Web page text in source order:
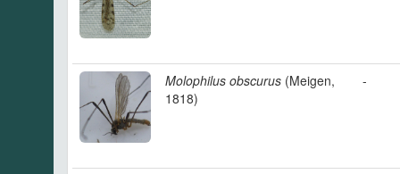
Molophilus obscurus (Meigen,
1818)
-